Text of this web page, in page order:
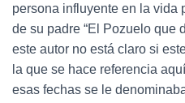
persona influyente en la vida
de su padre “El Pozuelo que
este autor no está claro si
la que se hace referencia
esas fechas se le